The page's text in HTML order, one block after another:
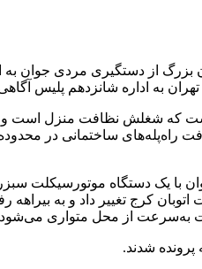
بزرگ از دستگیری مردی جوان
(متولد ۱۳۶۴) با حضور در اداره شانزدهم اعلام
معرفی کرده بود، برای نظافت
کرد که در ساعت ۶ عصر در محل حاضر شده و مردی
کرج تغییر داد و به
به‌سرعت از محل متواری
پرونده شدند.